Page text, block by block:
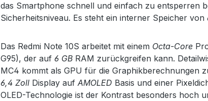
das Smartphone schnell und einfach zu entsperren
Sicherheitsniveau. Es steht ein interner Speicher von
Das Redmi Note 10S arbeitet mit einem Octa-Core
G95), der auf 6 GB RAM zurückgreifen kann.
MC4 kommt als GPU für die Graphikberechnungen
6,4 Zoll Display auf AMOLED Basis und einer
OLED-Technologie ist der Kontrast besonders hoch